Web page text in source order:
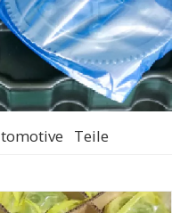
Teile